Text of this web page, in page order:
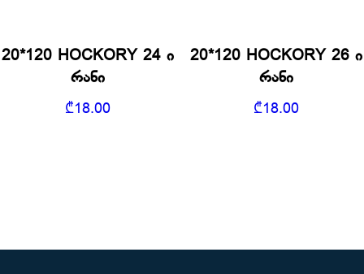
20*120 HOCKORY 24 ი
რანი
₾18.00
20*120 HOCKORY 26 ი
რანი
₾18.00